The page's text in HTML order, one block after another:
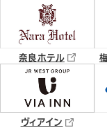
奈良ホテル
ヴィアイン